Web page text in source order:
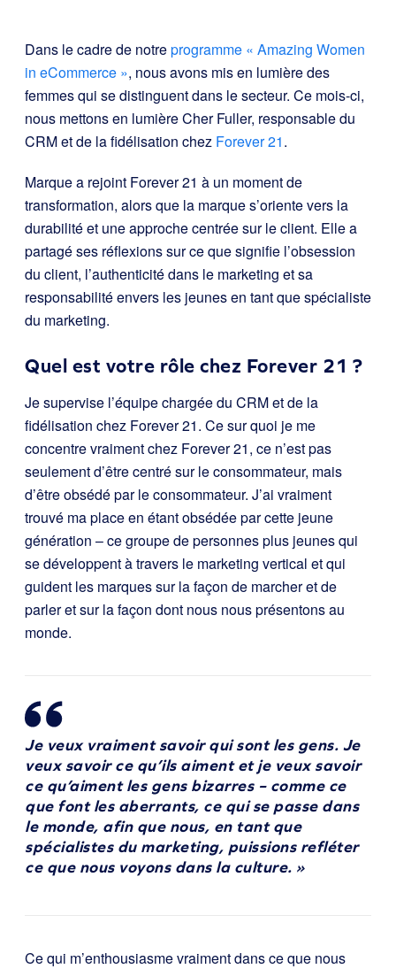
Dans le cadre de notreprogramme « Amazing Women
in eCommerce », nous avons mis en lumière des
femmes qui se distinguent dans le secteur. Ce mois-ci,
nous mettons en lumière Cher Fuller, responsable du
CRM et de la fidélisation chez Forever 21.
Marque a rejoint Forever 21 à un moment de
transformation, alors que la marque s’oriente vers la
durabilité et une approche centrée sur le client. Elle a
partagé ses réflexions sur ce que signifie l’obsession
du client, l’authenticité dans le marketing et sa
responsabilité envers les jeunes en tant que spécialiste
du marketing.
Quel est votre rôle chez Forever 21 ?
Je supervise l’équipe chargée du CRM et de la
fidélisation chez Forever 21. Ce sur quoi je me
concentre vraiment chez Forever 21, ce n’est pas
seulement d’être centré sur le consommateur, mais
d’être obsédé par le consommateur. J’ai vraiment
trouvé ma place en étant obsédée par cette jeune
génération – ce groupe de personnes plus jeunes qui
se développent à travers le marketing vertical et qui
guident les marques sur la façon de marcher et de
parler et sur la façon dont nous nous présentons au
monde.
Je veux vraiment savoir qui sont les gens. Je
veux savoir ce qu’ils aiment et je veux savoir
ce qu’aiment les gens bizarres – comme ce
que font les aberrants, ce qui se passe dans
le monde, afin que nous, en tant que
spécialistes du marketing, puissions refléter
ce que nous voyons dans la culture. »
Ce qui m’enthousiasme vraiment dans ce que nous